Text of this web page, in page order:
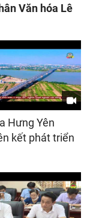
Văn hóa Lê
Hưng Yên
kết phát triển